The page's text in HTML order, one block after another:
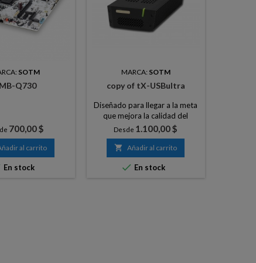
SOTM
Q730
Precio
700,00 $
al carrito
En stock
MARCA: SOTM
copy of tX-USBultra
Diseñado para llegar a la meta
que mejora la calidad del
sonido.
Desde Precio
1.100,00 $
 Añadir al carrito
 En stock